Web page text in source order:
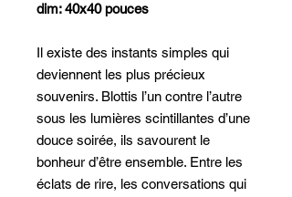
dim: 40x40 pouces
Il existe des instants simples qui
deviennent les plus précieux
souvenirs. Blottis l’un contre l’autre
sous les lumières scintillantes d’une
douce soirée, ils savourent le
bonheur d’être ensemble. Entre les
éclats de rire, les conversations qui